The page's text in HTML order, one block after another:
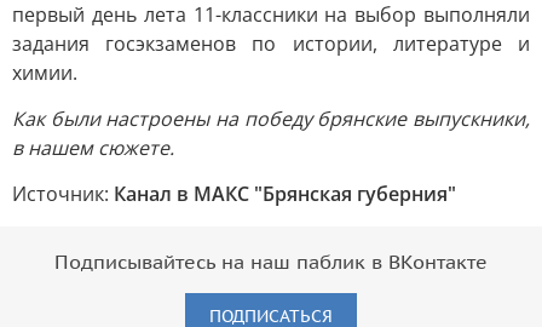
первый день лета 11-классники на выбор выполняли
задания госэкзаменов по истории, литературе и
химии.
Как были настроены на победу брянские выпускники,
в нашем сюжете.
Источник: Канал в МАКС "Брянская губерния"
Подписывайтесь на наш паблик в ВКонтакте
ПОДПИСАТЬСЯ